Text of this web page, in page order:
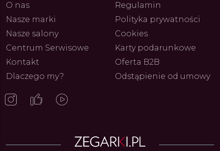
O nas
Nasze marki
Nasze salony
Centrum Serwisowe
Kontakt
Dlaczego my?
Regulamin
Polityka prywatności
Cookies
Karty podarunkowe
Oferta B2B
Odstąpienie od umowy